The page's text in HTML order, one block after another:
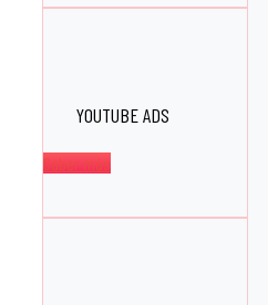
YOUTUBE ADS
Saber más